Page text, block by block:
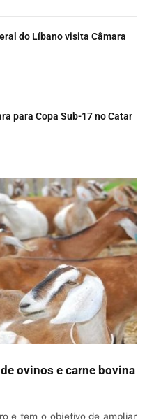
do Líbano visita Câmara
para Copa Sub-17 no Catar
ovinos e carne bovina
e tem o objetivo de ampliar